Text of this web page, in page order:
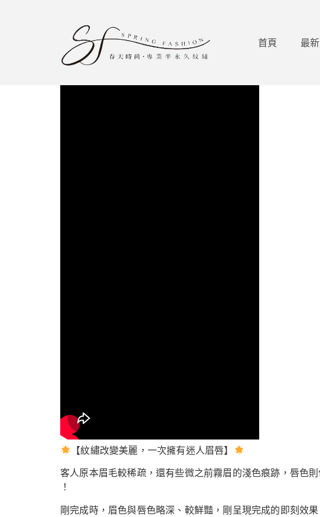
首頁 最
【紋繡改變美麗，一次擁有迷人眉唇】
客人原本眉毛較稀疏，還有些微之前霧眉的淺色痕跡，唇色
！
剛完成時，眉色與唇色略深、較鮮豔，剛呈現完成的即刻效